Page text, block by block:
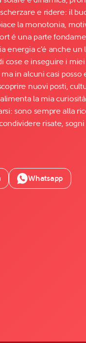
e ridere: il
la monotonia,
é una parte
energia c'é anche un
cose e inseguire i
in alcuni casi posso
nuovi posti,
la mia
sono sempre alla
risate, sogni
Whatsapp